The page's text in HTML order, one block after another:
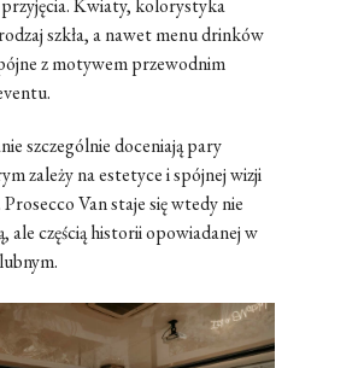
Kwiaty, kolorystyka
szkła, a nawet menu drinków
z motywem przewodnim
szczególnie doceniają pary
zależy na estetyce i spójnej wizji
Prosecco Van staje się wtedy nie
ale częścią historii opowiadanej w